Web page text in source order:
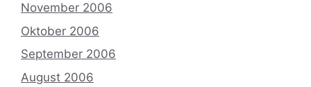
November 2006
Oktober 2006
September 2006
August 2006